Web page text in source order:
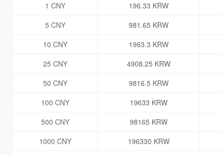
1 CNY
196.33 KRW
5 CNY
981.65 KRW
10 CNY
1963.3 KRW
25 CNY
4908.25 KRW
50 CNY
9816.5 KRW
100 CNY
19633 KRW
500 CNY
98165 KRW
1000 CNY
196330 KRW